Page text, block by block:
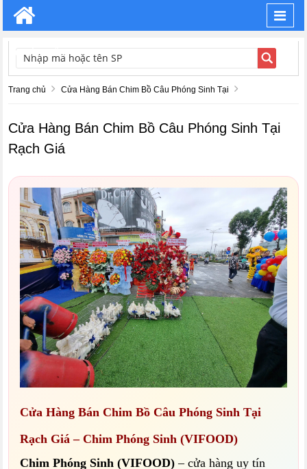
TÌM KIẾM
Trang chủ Cửa Hàng Bán Chim Bồ Câu Phóng Sinh Tại
Cửa Hàng Bán Chim Bồ Câu Phóng Sinh Tại
Rạch Giá
Cửa Hàng Bán Chim Bồ Câu Phóng Sinh Tại
Rạch Giá – Chim Phóng Sinh (VIFOOD)
Chim Phóng Sinh (VIFOOD) – cửa hàng uy tín